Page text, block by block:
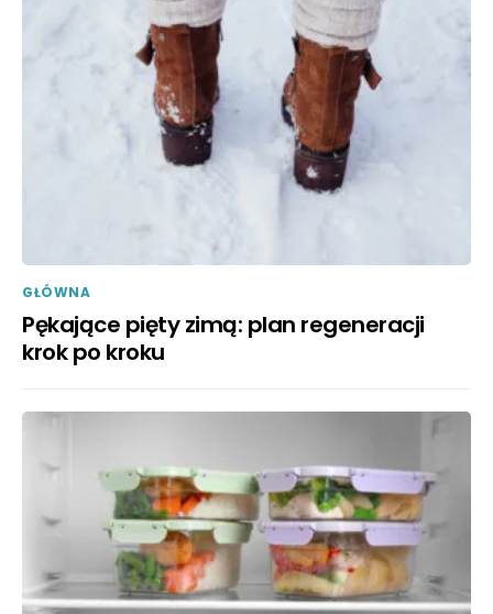
GŁÓWNA
Pękające pięty zimą: plan regeneracji
krok po kroku